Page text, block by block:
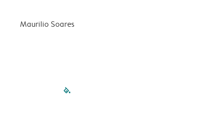
Maurilio Soares
filled-pagination